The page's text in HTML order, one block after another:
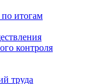
итогам
контроля
труда